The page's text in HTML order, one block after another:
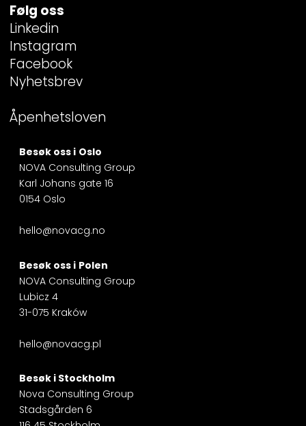
Følg oss
Linkedin
Instagram
Facebook
Nyhetsbrev
Åpenhetsloven
Besøk oss i Oslo
NOVA Consulting Group
Karl Johans gate 16
0154 Oslo
hello@novacg.no
Besøk oss i Polen
NOVA Consulting Group
Lubicz 4
31-075 Kraków
hello@novacg.pl
Besøk i Stockholm
Nova Consulting Group
Stadsgården 6